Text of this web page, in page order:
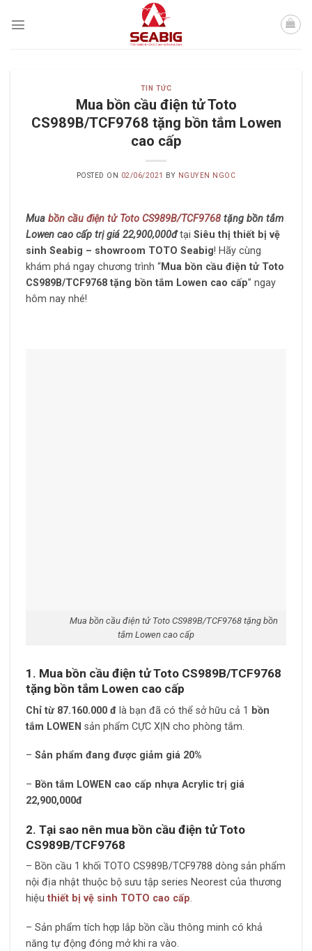
TIN TỨC
Mua bồn cầu điện tử Toto
CS989B/TCF9768 tặng bồn tắm Lowen
cao cấp
POSTED ON 02/06/2021 BY NGUYEN NGOC
Mua bồn cầu điện tử Toto CS989B/TCF9768tặng bồn tắm
Lowen cao cấp trị giá 22,900,000đtại Siêu thị thiết bị vệ
sinh Seabig – showroom TOTO Seabig! Hãy cùng
khám phá ngay chương trình “Mua bồn cầu điện tử Toto
CS989B/TCF9768 tặng bồn tắm Lowen cao cấp” ngay
hôm nay nhé!
Mua bồn cầu điện tử Toto CS989B/TCF9768 tặng bồn
tắm Lowen cao cấp
1. Mua bồn cầu điện tử Toto CS989B/TCF9768
tặng bồn tắm Lowen cao cấp
Chỉ từ 87.160.000 đlà bạn đã có thể sở hữu cả 1 bồn
tắm LOWEN sản phẩm CỰC XỊN cho phòng tắm.
– Sản phẩm đang được giảm giá 20%
– Bồn tắm LOWEN cao cấp nhựa Acrylic trị giá
22,900,000đ
2. Tại sao nên mua bồn cầu điện tử Toto
CS989B/TCF9768
– Bồn cầu 1 khối TOTO CS989B/TCF9788 dòng sản phẩm
nội địa nhật thuộc bộ sưu tập series Neorest của thương
hiệu thiết bị vệ sinh TOTO cao cấp.
– Sản phẩm tích hợp lắp bồn cầu thông minh có khả
năng tự động đóng mở khi ra vào.